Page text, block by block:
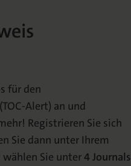
für den
Alert) an und
Registrieren Sie sich
Sie dann unter Ihrem
Sie unter4 Journals